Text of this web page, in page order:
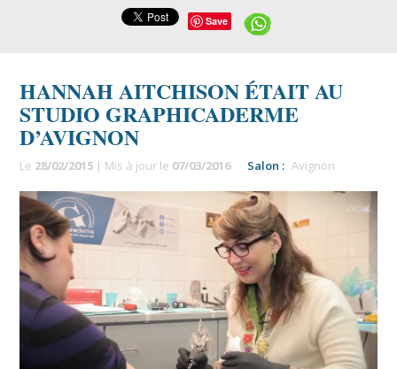
Save
HANNAH AITCHISON ÉTAIT AU
STUDIO GRAPHICADERME
D’AVIGNON
Le 28/02/2015 | Mis à jour le 07/03/2016 Salon : Avignon